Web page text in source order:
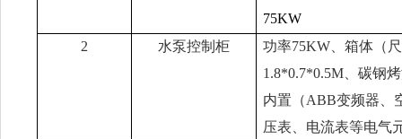
75KW
2
水泵控制柜 功率75KW 、箱体（
1.8*0.7*0.5M 、碳钢
内置（ABB变频器、
压表、电流表等电气